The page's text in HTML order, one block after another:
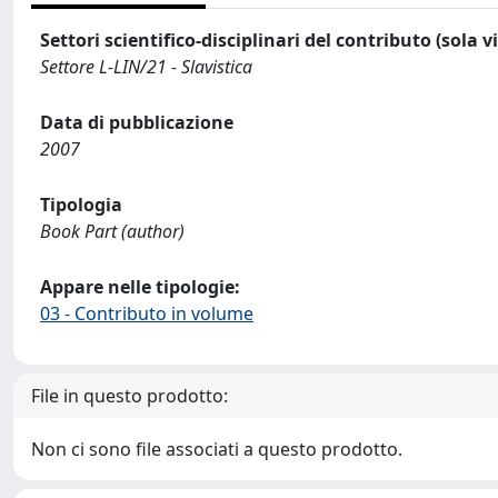
Settori scientifico-disciplinari del contributo (sola
Settore L-LIN/21 - Slavistica
Data di pubblicazione
2007
Tipologia
Book Part (author)
Appare nelle tipologie:
03 - Contributo in volume
File in questo prodotto:
Non ci sono file associati a questo prodotto.